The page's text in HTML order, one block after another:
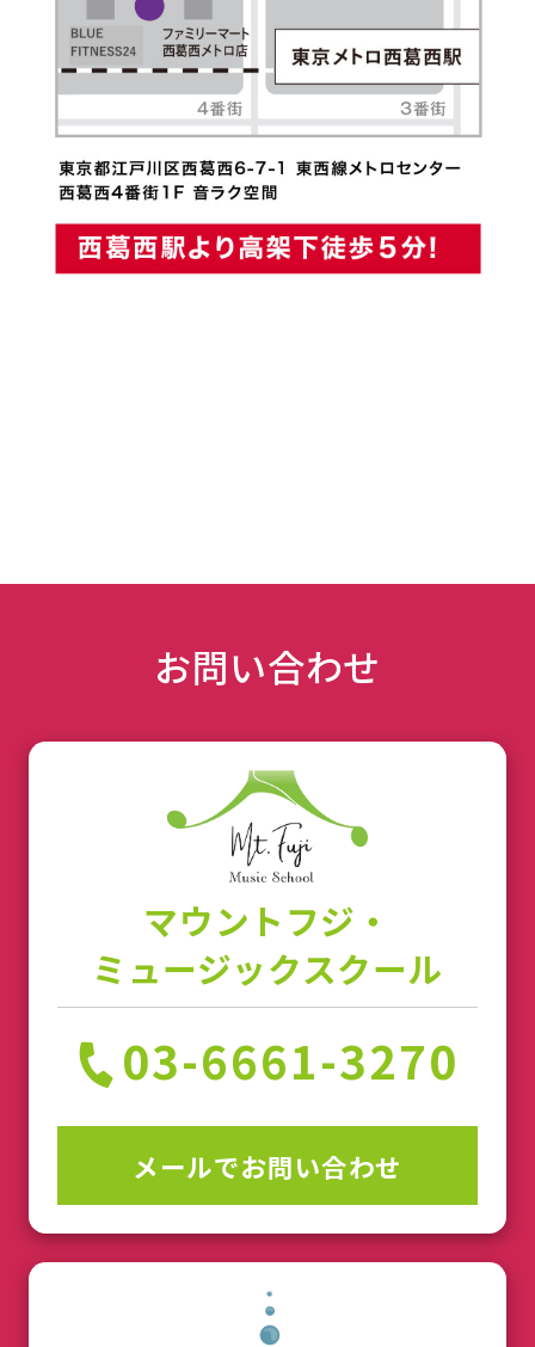
お問い合わせ
マウントフジ・
ミュージックスクール
03-6661-3270
メールでお問い合わせ